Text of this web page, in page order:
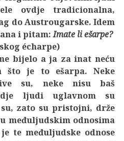
ovdje tradicionalna,
do Austrougarske. Idem
i pitam:Imate li ešarpe?
écharpe)
bijelo a ja za inat neću
što je to ešarpa. Neke
su, neke nisu baš
ljudi uglavnom su
zato su pristojni, drže
međuljudskim odnosima
te međuljudske odnose